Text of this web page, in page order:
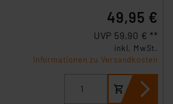
49,95 €
UVP 59,90 € **
inkl. MwSt.
Informationen zu Versandkosten